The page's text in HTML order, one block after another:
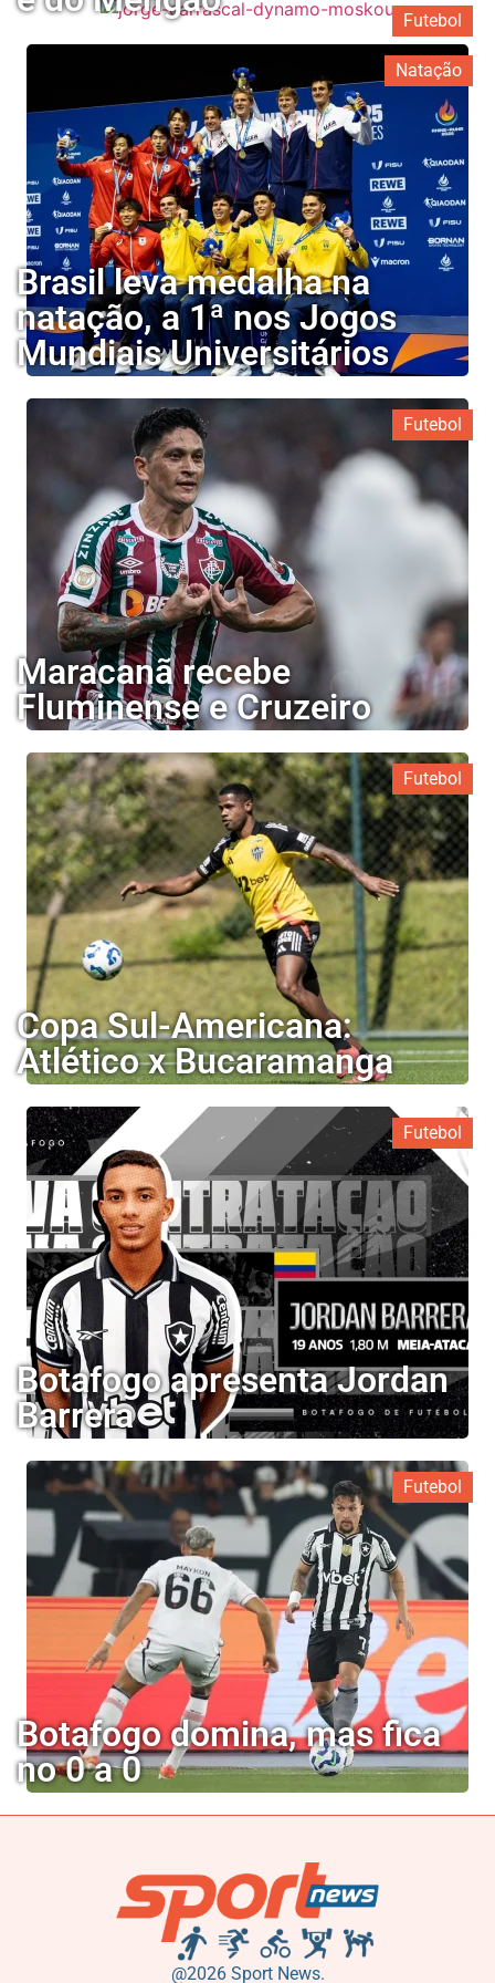
Futebol
Natação
Brasil leva medalha na
natação, a 1ª nos Jogos
Mundiais Universitários
Futebol
Maracanã recebe
Fluminense e Cruzeiro
Futebol
Copa Sul-Americana:
Atlético x Bucaramanga
Futebol
Botafogo apresenta Jordan
Barrera
Futebol
Botafogo domina, mas fica
no 0 a 0
@2026 Sport News.